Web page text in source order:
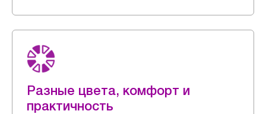
Разные цвета, комфорт и
практичность